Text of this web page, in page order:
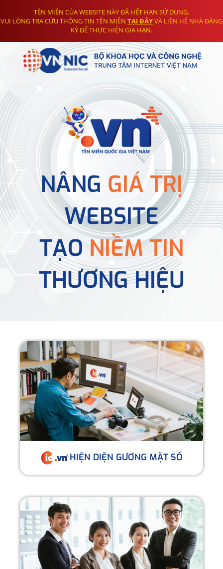
TÊN MIỀN CỦA WEBSITE NÀY ĐÃ HẾT HẠN SỬ DỤNG.
VUI LÒNG TRA CỨU THÔNG TIN TÊN MIỀN TẠI ĐÂYVÀ LIÊN HỆ NHÀ ĐĂNG
KÝ ĐỂ THỰC HIỆN GIA HẠN.
NÂNG GIÁ TRỊ
WEBSITE
TẠONIỀM TIN
THƯƠNG HIỆU
HIỆN DIỆN GƯƠNG MẶT SỐ